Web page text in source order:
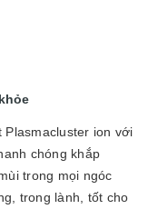
ion với
chóng khắp
trong mọi ngóc
trong lành, tốt cho